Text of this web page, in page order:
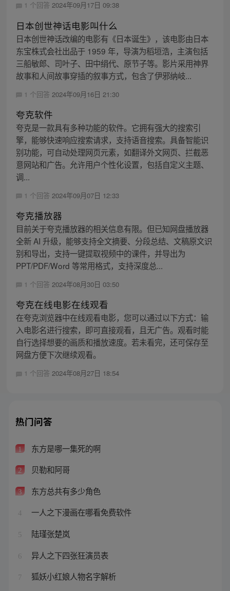
1 个回答 2024年09月17日 09:38
日本创世神话电影叫什么
日本创世神话改编的电影有《日本诞生》，该电影由日本
东宝株式会社出品于 1959 年，导演为稻垣浩，主演包括
三船敏郎、司叶子、田中绢代、原节子等。影片采用神界
故事和人间故事穿插的叙事方式，包含了伊邪纳岐...
1 个回答 2024年09月16日 21:30
夸克软件
夸克是一款具有多种功能的软件。它拥有强大的搜索引
擎，能够快速响应搜索请求，支持语音搜索。具备智能识
别功能，可自动处理网页元素，如翻译外文网页、拦截恶
意网站和广告。允许用户个性化设置，包括自定义主题、
调...
1 个回答 2024年09月07日 12:33
夸克播放器
目前关于夸克播放器的相关信息有限。但已知网盘播放器
全新 AI 升级，能够支持全文摘要、分段总结、文稿原文识
别和导出，支持一键提取视频中的课件，并导出为
PPT/PDF/Word 等常用格式，支持深度总...
1 个回答 2024年08月30日 03:50
夸克在线电影在线观看
在夸克浏览器中在线观看电影，您可以通过以下方式：输
入电影名进行搜索，即可直接观看，且无广告。观看时能
自行选择想要的画质和播放速度。若未看完，还可保存至
网盘方便下次继续观看。
1 个回答 2024年08月27日 18:54
热门问答
1 东方是哪一集死的啊
2 贝勒和阿哥
3 东方总共有多少角色
4 一人之下漫画在哪看免费软件
5 陆瑾张楚岚
6 异人之下四张狂演员表
7 狐妖小红娘人物名字解析